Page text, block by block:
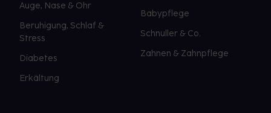
Auge, Nase & Ohr
Beruhigung, Schlaf &
Stress
Diabetes
Erkältung
Babypflege
Schnuller & Co.
Zahnen & Zahnpflege